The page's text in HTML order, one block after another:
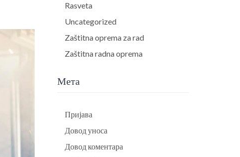
Rasveta
Uncategorized
Zaštitna oprema za rad
Zaštitna radna oprema
Мета
Пријава
Довод уноса
Довод коментара